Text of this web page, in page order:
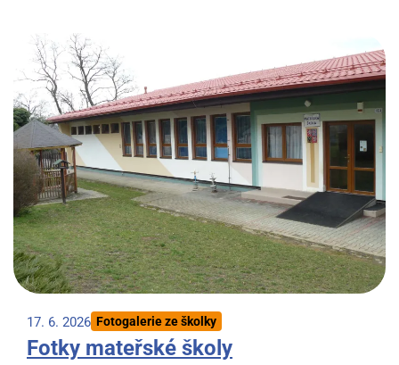
17. 6. 2026 Fotogalerie ze školky
Fotky mateřské školy